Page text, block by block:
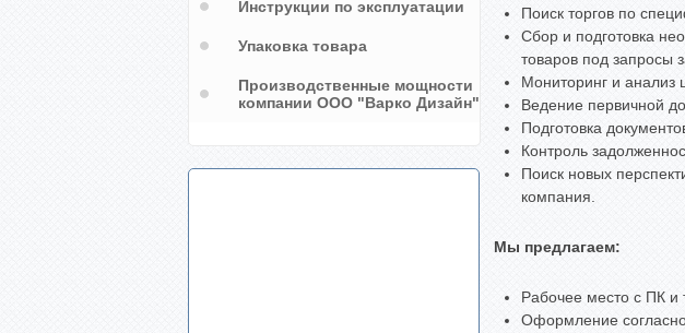
Поиск торгов по
Сбор и подготовка
товаров под запросы
Мониторинг и анализ
Ведение первичной
Подготовка
Контроль
Поиск новых
компания.
Мы предлагаем:
Рабочее место с ПК и
Оформление
Инструкции по эксплуатации
Упаковка товара
Производственные мощности
компании ООО "Варко Дизайн"